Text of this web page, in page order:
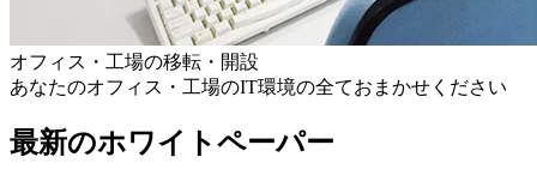
オフィス・工場の移転・開設
あなたのオフィス・工場のIT環境の全ておまかせください
最新のホワイトペーパー